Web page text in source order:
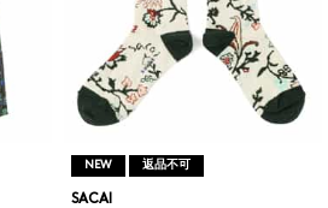
NEW 返品不可
SACAI